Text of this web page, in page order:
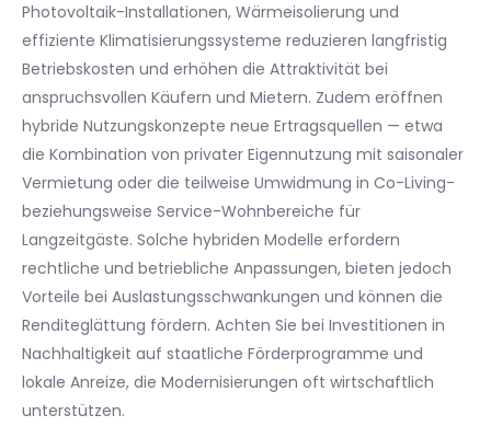
Photovoltaik-Installationen, Wärmeisolierung und
effiziente Klimatisierungssysteme reduzieren langfristig
Betriebskosten und erhöhen die Attraktivität bei
anspruchsvollen Käufern und Mietern. Zudem eröffnen
hybride Nutzungskonzepte neue Ertragsquellen — etwa
die Kombination von privater Eigennutzung mit saisonaler
Vermietung oder die teilweise Umwidmung in Co-Living-
beziehungsweise Service-Wohnbereiche für
Langzeitgäste. Solche hybriden Modelle erfordern
rechtliche und betriebliche Anpassungen, bieten jedoch
Vorteile bei Auslastungsschwankungen und können die
Renditeglättung fördern. Achten Sie bei Investitionen in
Nachhaltigkeit auf staatliche Förderprogramme und
lokale Anreize, die Modernisierungen oft wirtschaftlich
unterstützen.